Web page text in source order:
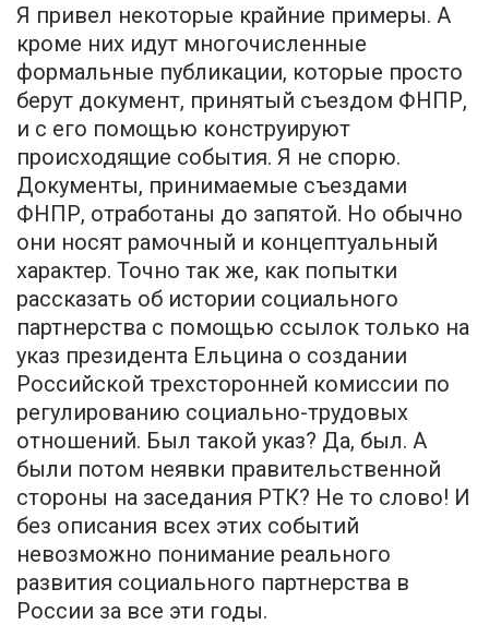
Я привел некоторые крайние примеры. А
кроме них идут многочисленные
формальные публикации, которые просто
берут документ, принятый съездом ФНПР,
и с его помощью конструируют
происходящие события. Я не спорю.
Документы, принимаемые съездами
ФНПР, отработаны до запятой. Но обычно
они носят рамочный и концептуальный
характер. Точно так же, как попытки
рассказать об истории социального
партнерства с помощью ссылок только на
указ президента Ельцина о создании
Российской трехсторонней комиссии по
регулированию социально-трудовых
отношений. Был такой указ? Да, был. А
были потом неявки правительственной
стороны на заседания РТК? Не то слово! И
без описания всех этих событий
невозможно понимание реального
развития социального партнерства в
России за все эти годы.